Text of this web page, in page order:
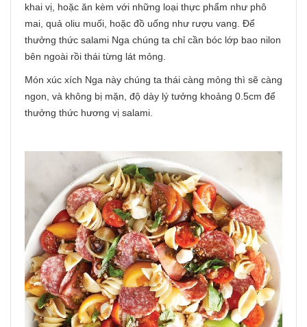
khai vị, hoặc ăn kèm với những loại thực phẩm như phô
mai, quả oliu muối, hoặc đồ uống như rượu vang. Để
thưởng thức salami Nga chúng ta chỉ cần bóc lớp bao nilon
bên ngoài rồi thái từng lát mỏng.
Món xúc xích Nga này chúng ta thái càng mỏng thì sẽ càng
ngon, và không bị mặn, độ dày lý tưởng khoảng 0.5cm để
thưởng thức hương vị salami.